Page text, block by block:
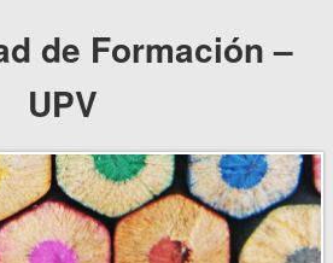
de Formación –
UPV